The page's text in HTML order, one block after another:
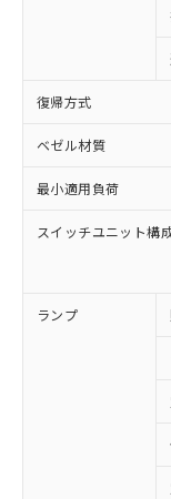
復帰方式
ベゼル材質
最小適用負荷
スイッチユニット構
ランプ
※1 対応
対応